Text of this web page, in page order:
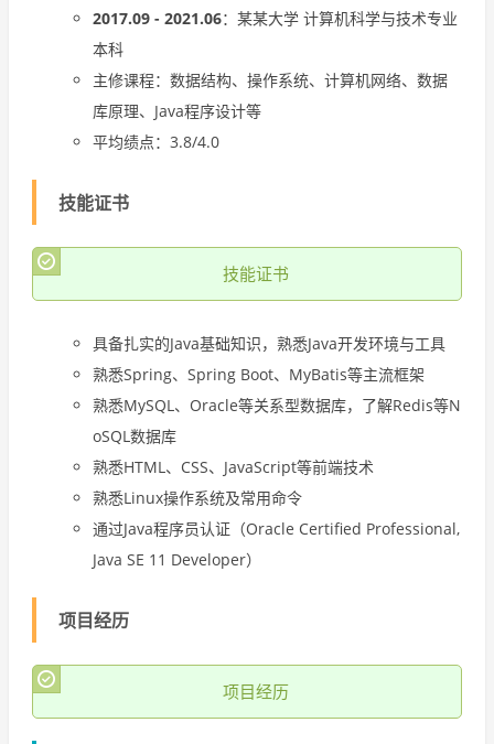
2017.09 - 2021.06：某某大学 计算机科学与技术专业
本科
主修课程：数据结构、操作系统、计算机网络、数据
库原理、Java程序设计等
平均绩点：3.8/4.0
技能证书
技能证书
具备扎实的Java基础知识，熟悉Java开发环境与工具
熟悉Spring、Spring Boot、MyBatis等主流框架
熟悉MySQL、Oracle等关系型数据库，了解Redis等N
oSQL数据库
熟悉HTML、CSS、JavaScript等前端技术
熟悉Linux操作系统及常用命令
通过Java程序员认证（Oracle Certified Professional,
Java SE 11 Developer）
项目经历
项目经历